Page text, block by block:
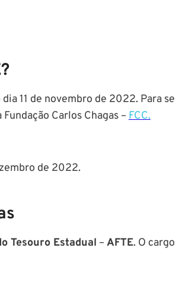
11 de novembro de 2022. Para se
Carlos Chagas –FCC.
de 2022.
Tesouro Estadual –AFTE. O cargo